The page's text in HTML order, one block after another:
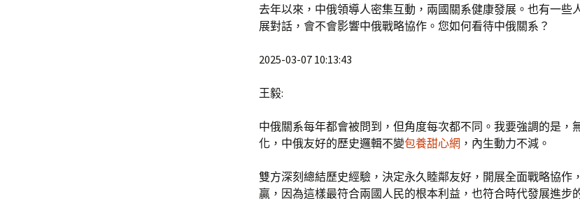
去年以來，中俄領導人密集互動，兩國關系健康發展。也有一些
展對話，會不會影響中俄戰略協作。您如何看待中俄關系？
2025-03-07 10:13:43
王毅:
中俄關系每年都會被問到，但角度每次都不同。我要強調的是，
化，中俄友好的歷史邏輯不變包養甜心網 ，內生動力不減。
雙方深刻總結歷史經驗，決定永久睦鄰友好，開展全面戰略協作
贏，因為這樣最符合兩國人民的根本利益，也符合時代發展進步